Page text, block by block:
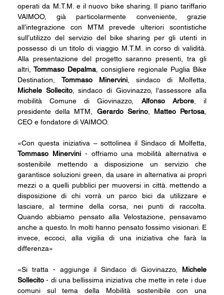
operati da M.T.M. e il nuovo bike sharing. Il piano tariffario
VAIMOO, già particolarmente conveniente, grazie
all’integrazione con MTM prevede ulteriori scontistiche
sull’utilizzo del servizio del bike sharing per gli utenti in
possesso di un titolo di viaggio M.T.M. in corso di validità.
Alla presentazione del progetto saranno presenti, tra gli
altri, Tommaso Depalma , consigliere regionale Puglia Bike
Destination, Tommaso Minervini
Michele Sollecito, sindaco di Giovinazzo, l’assessore alla
mobilità Comune di Giovinazzo, Alfonso Arbore, il
presidente della MTM, Gerardo Serino, Matteo Pertosa
CEO e fondatore di VAIMOO.
Tommaso Minervini - offriamo una mobilità alternativa e
sostenibile mettendo a disposizione un servizio che
garantisce soluzioni green, da usare in alternativa ai propri
mezzi o a quelli pubblici per muoversi in città. mettendo a
disposizione di chi vorrà un parco bici da utilizzare e
lasciare, al termine della corsa, nei punti di raccolta.
Quando abbiamo pensato alla Velostazione, pensavamo
anche a questo. In molti hanno pensato fossimo visionari. E
invece, eccoci, alla vigilia di una iniziativa che farà la
differenza»
«Si tratta - aggiunge il Sindaco di Giovinazzo, Michele
Sollecito - di una bellissima iniziativa che mette in rete i due
comuni sul tema della Mobilità sostenibile con una